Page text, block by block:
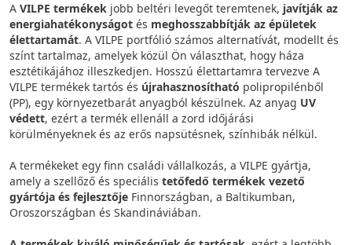
A VILPE termékek jobb beltéri levegőt teremtenek, javítják az
energiahatékonyságot és meghosszabbítják az épületek
élettartamát. A VILPE portfólió számos alternatívát, modellt és
színt tartalmaz, amelyek közül Ön választhat, hogy háza
esztétikájához illeszkedjen. Hosszú élettartamra tervezve A
VILPE termékek tartós és újrahasznosítható polipropilénből
(PP), egy környezetbarát anyagból készülnek. Az anyag UV
védett, ezért a termék ellenáll a zord időjárási
körülményeknek és az erős napsütésnek, színhibák nélkül.
A termékeket egy finn családi vállalkozás, a VILPE gyártja,
amely a szellőző és speciális tetőfedő termékek vezető
gyártója és fejlesztője Finnországban, a Baltikumban,
Oroszországban és Skandináviában.